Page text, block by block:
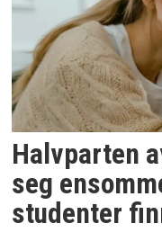
Halvparten
seg
studenter